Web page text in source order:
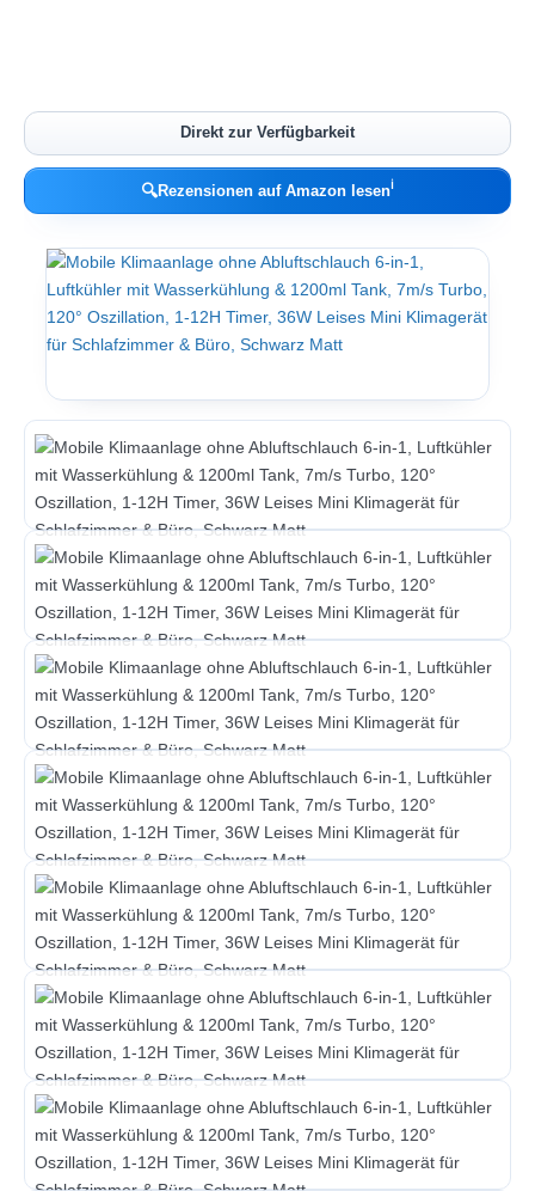
Direkt zur Verfügbarkeit
🔍Rezensionen auf Amazon lesenℹ︎